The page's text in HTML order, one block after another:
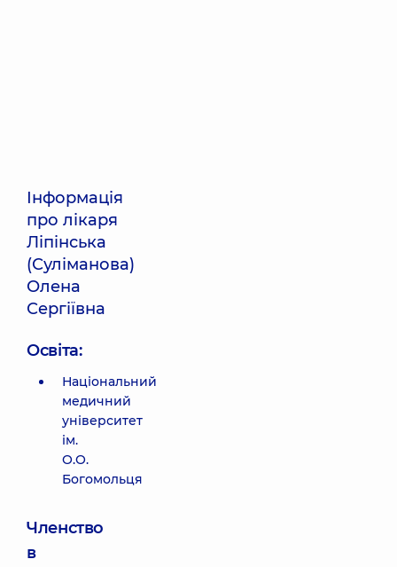
Інформація
про лікаря
Ліпінська
(Суліманова)
Олена
Сергіївна
Освіта:
Національний
медичний
університет
ім.
О.О.
Богомольця
Членство
в